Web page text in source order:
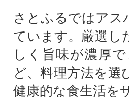
さとふるではアス
ています。厳選し
しく旨味が濃厚
ど、料理方法を選
健康的な食生活を